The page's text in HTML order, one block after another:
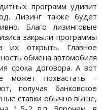
программ удивит
Лизинг также будет
Благо лизинговые
закрыли программы
их открыть. Главное
обмена автомобиля
срока договора. А вот
может похвастать -
получая банковское
ставки обычно выше,